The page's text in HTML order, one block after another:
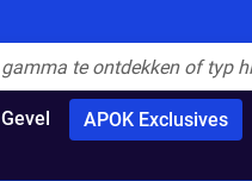
Gevel APOK Exclusives